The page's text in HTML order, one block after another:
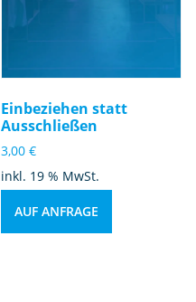
Einbeziehen statt
Ausschließen
3,00€
inkl. 19 % MwSt.
AUF ANFRAGE